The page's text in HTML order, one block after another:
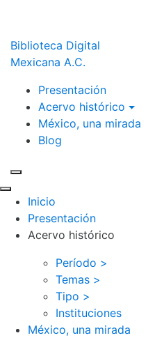
Biblioteca Digital
Mexicana A.C.
Presentación
Acervo histórico
México, una mirada
Blog
Inicio
Presentación
Acervo histórico
Período >
Temas >
Tipo >
Instituciones
México, una mirada